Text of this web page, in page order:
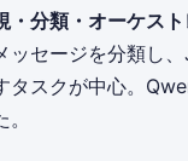
・分類・オーケスト
ッセージを分類し
タスクが中心。